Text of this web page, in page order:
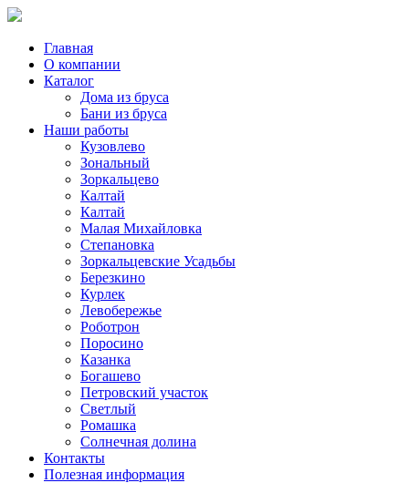
Главная
О компании
Каталог
Дома из бруса
Бани из бруса
Наши работы
Кузовлево
Зональный
Зоркальцево
Калтай
Калтай
Малая Михайловка
Степановка
Зоркальцевские Усадьбы
Березкино
Курлек
Левобережье
Роботрон
Поросино
Казанка
Богашево
Петровский участок
Светлый
Ромашка
Солнечная долина
Контакты
Полезная информация